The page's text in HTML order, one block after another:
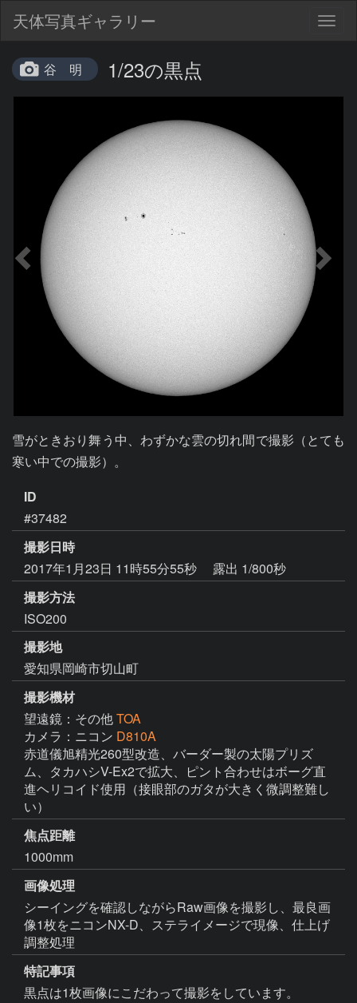
天体写真ギャラリー
谷 明 1/23の黒点
雪がときおり舞う中、わずかな雲の切れ間で撮影（とても
寒い中での撮影）。
ID
#37482
撮影日時
2017年1月23日 11時55分55秒
露出 1/800秒
撮影方法
ISO200
撮影地
愛知県岡崎市切山町
撮影機材
望遠鏡：その他TOA
カメラ：ニコン D810A
赤道儀旭精光260型改造、バーダー製の太陽プリズ
ム、タカハシV-Ex2で拡大、ピント合わせはボーグ直
進ヘリコイド使用（接眼部のガタが大きく微調整難し
い）
焦点距離
1000mm
画像処理
シーイングを確認しながらRaw画像を撮影し、最良画
像1枚をニコンNX-D、ステライメージで現像、仕上げ
調整処理
特記事項
黒点は1枚画像にこだわって撮影をしています。